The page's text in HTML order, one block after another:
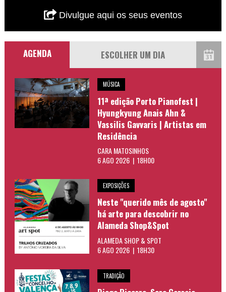
Divulgue aqui os seus eventos
AGENDA
MÚSICA
11ª edição Porto Pianofest |
Hyungkyung Anais Ahn &
Vassilis Gavvaris | Artistas em
Residência
CARA MATOSINHOS
6 AGO 2026 | 18H00
EXPOSIÇÕES
Neste "querido mês de agosto"
há arte para descobrir no
Alameda Shop&Spot
ALAMEDA SHOP & SPOT
6 AGO 2026 | 18H30
TRADIÇÃO